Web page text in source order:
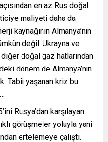
en az Rus doğal
maliyeti daha da
kaynağının Almanya’nın
değil. Ukrayna ve
doğal gaz hatlarından
dönem de Almanya’nın
Tabii yaşanan kriz bu
Rusya’dan karşılayan
görüşmeler yoluyla yani
ertelemeye çalıştı.